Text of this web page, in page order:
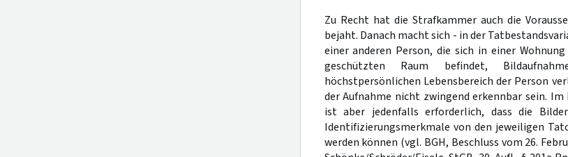
Zu Recht hat die Strafkammer auch die
bejaht. Danach macht sich - in der
einer anderen Person, die sich in einer
geschützten Raum befindet,
höchstpersönlichen Lebensbereich der Person
der Aufnahme nicht zwingend erkennbar sein.
ist aber jedenfalls erforderlich, dass die
Identifizierungsmerkmale von den jeweiligen
werden können (vgl. BGH, Beschluss vom 26.